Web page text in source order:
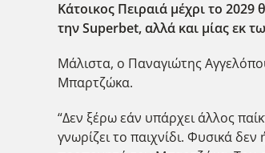
Κάτοικος Πειραιά μέχρι το
την Superbet, αλλά και μίας εκ
Μάλιστα, ο Παναγιώτης
Μπαρτζώκα.
“Δεν ξέρω εάν υπάρχει άλλος
γνωρίζει το παιχνίδι. Φυσικά